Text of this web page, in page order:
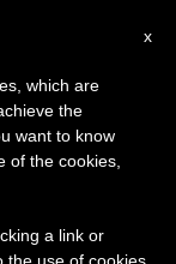
×
la pausa
de verano
el
x
which are
the
want to know
of the cookies,
a link or